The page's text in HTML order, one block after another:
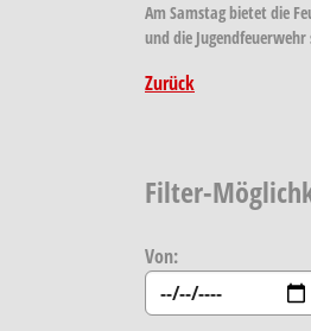
Am Samstag bietet die
und die
Zurück
Filter-
Von: